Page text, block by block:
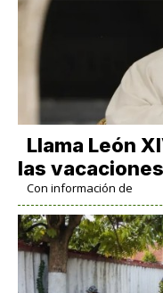
Llama León
las
Con información de